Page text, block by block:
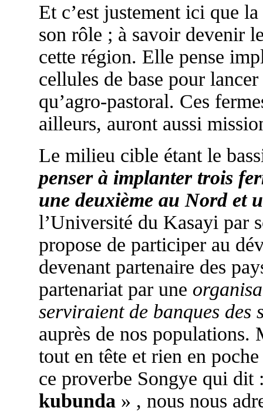
Et c’est justement ici que
son rôle ; à savoir devenir
cette région. Elle pense
cellules de base pour
qu’agro-pastoral. Ces
ailleurs, auront aussi
Le milieu cible étant le
penser à implanter trois
une deuxième au Nord et
l’Université du Kasayi par
propose de participer au
devenant partenaire des
partenariat par une
serviraient de banques des
auprès de nos populations.
tout en tête et rien en
ce proverbe Songye qui
kubunda » , nous nous